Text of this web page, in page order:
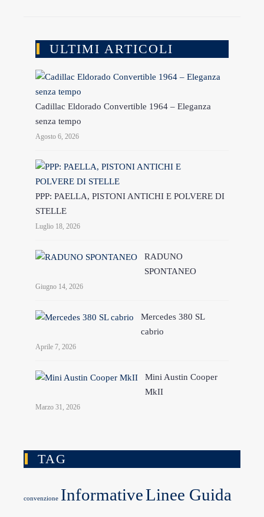
ULTIMI ARTICOLI
Cadillac Eldorado Convertible 1964 – Eleganza
senza tempo
Agosto 6, 2026
PPP: PAELLA, PISTONI ANTICHI E POLVERE DI
STELLE
Luglio 18, 2026
RADUNO
SPONTANEO
Giugno 14, 2026
Mercedes 380 SL
cabrio
Aprile 7, 2026
Mini Austin Cooper
MkII
Marzo 31, 2026
TAG
convenzione InformativeLinee Guida